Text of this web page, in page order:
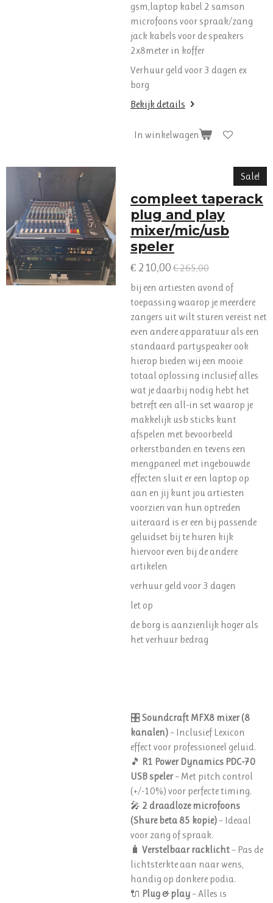
gsm,laptop kabel 2 samson
microfoons voor spraak/zang
jack kabels voor de speakers
2x8meter in koffer
Verhuur geld voor 3 dagen ex
borg
Bekijk details
In winkelwagen
Sale!
compleet taperack
plug and play
mixer/mic/usb
speler
€ 210,00 € 265,00
bij een artiesten avond of
toepassing waarop je meerdere
zangers uit wilt sturen vereist net
even andere apparatuur als een
standaard partyspeaker ook
hierop bieden wij een mooie
totaal oplossing inclusief alles
wat je daarbij nodig hebt het
betreft een all-in set waarop je
makkelijk usb sticks kunt
afspelen met bevoorbeeld
orkerstbanden en tevens een
mengpaneel met ingebouwde
effecten sluit er een laptop op
aan en jij kunt jou artiesten
voorzien van hun optreden
uiteraard is er een bij passende
geluidset bij te huren kijk
hiervoor even bij de andere
artikelen
verhuur geld voor 3 dagen
let op
de borg is aanzienlijk hoger als
het verhuur bedrag
🎛️Soundcraft MFX8 mixer (8
kanalen) – Inclusief Lexicon
effect voor professioneel geluid.
🎵 R1 Power Dynamics PDC-70
USB speler– Met pitch control
(+/-10%) voor perfecte timing.
🎤 2 draadloze microfoons
(Shure beta 85 kopie) – Ideaal
voor zang of spraak.
🧳 Verstelbaar racklicht – Pas de
lichtsterkte aan naar wens,
handig op donkere podia.
🔌 Plug & play – Alles is